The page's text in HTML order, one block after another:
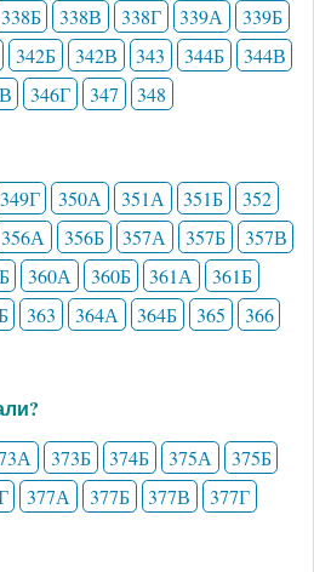
338Б 338В 338Г 339А
339Б
342Б 342В 343 344Б
344В
346Г 347 348
349Г 350А 351А 351Б
352
356А 356Б 357А 357Б
357В
360А 360Б 361А
361Б
363 364А 364Б 365
366
373Б 374Б 375А
375Б
377А 377Б 377В
377Г